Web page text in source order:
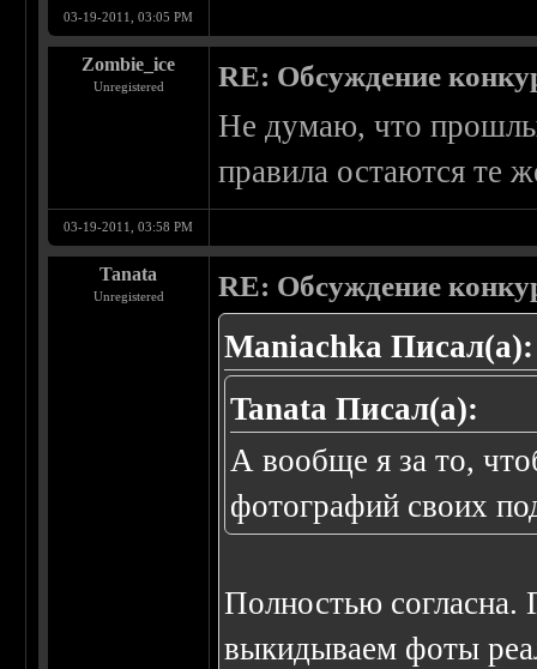
03-19-2011, 03:05 PM
Zombie_ice
Unregistered RE: Обсуждение
Не думаю, что
правила остаются те
03-19-2011, 03:58 PM
Tanata
Unregistered RE: Обсуждение
Maniachka Писал(а):
Tanata Писал(а):
А вообще я за то,
фотографий своих
Полностью согласна.
выкидываем фоты